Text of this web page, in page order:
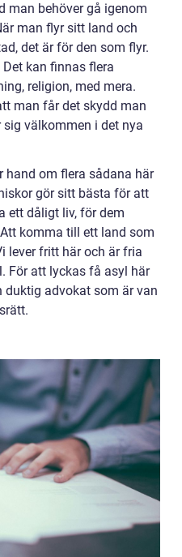
man behöver gå igenom
man flyr sitt land och
det är för den som flyr.
kan finnas flera
religion, med mera.
man får det skydd man
välkommen i det nya
hand om flera sådana här
gör sitt bästa för att
ett dåligt liv, för dem
komma till ett land som
lever fritt här och är fria
För att lyckas få asyl här
duktig advokat som är van